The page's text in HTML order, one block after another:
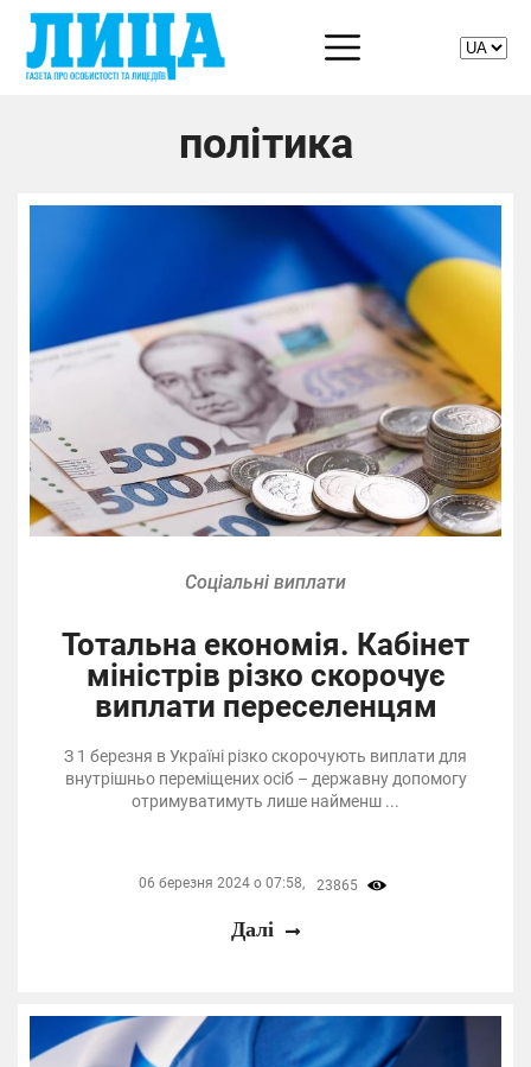
політика
Соціальні виплати
Тотальна економія. Кабінет
міністрів різко скорочує
виплати переселенцям
З 1 березня в Україні різко скорочують виплати для
внутрішньо переміщених осіб – державну допомогу
отримуватимуть лише найменш ...
06 березня 2024 о 07:58, 23865
Далі